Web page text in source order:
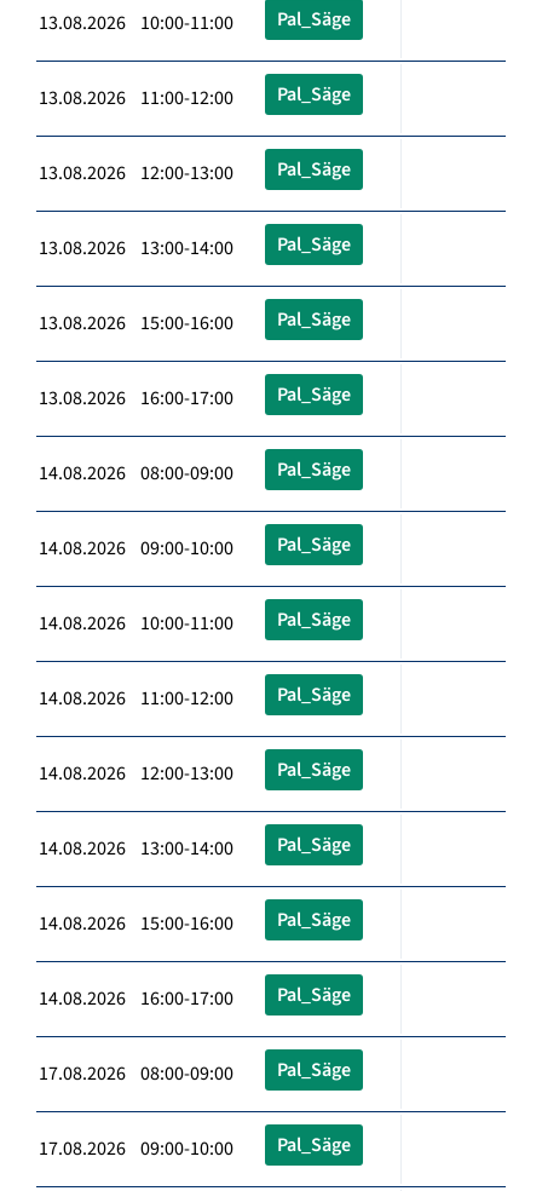
13.08.2026 10:00-11:00 Pal_Säge
13.08.2026 11:00-12:00 Pal_Säge
13.08.2026 12:00-13:00 Pal_Säge
13.08.2026 13:00-14:00 Pal_Säge
13.08.2026 15:00-16:00 Pal_Säge
13.08.2026 16:00-17:00 Pal_Säge
14.08.2026 08:00-09:00 Pal_Säge
14.08.2026 09:00-10:00 Pal_Säge
14.08.2026 10:00-11:00 Pal_Säge
14.08.2026 11:00-12:00 Pal_Säge
14.08.2026 12:00-13:00 Pal_Säge
14.08.2026 13:00-14:00 Pal_Säge
14.08.2026 15:00-16:00 Pal_Säge
14.08.2026 16:00-17:00 Pal_Säge
17.08.2026 08:00-09:00 Pal_Säge
17.08.2026 09:00-10:00 Pal_Säge